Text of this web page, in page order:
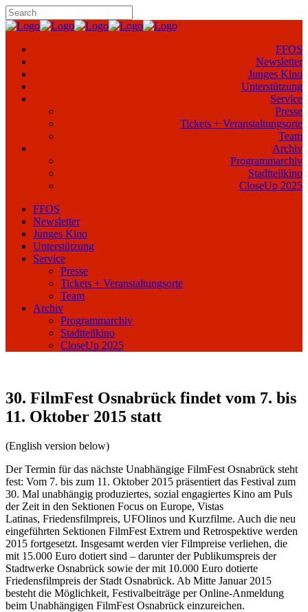
FFOS
Newsletter
Junges Kino
Unterstützung
Service
Presse
Tickets + Veranstaltungsorte
Team
Archiv
Programmarchiv
Stadtteilkino
CloseUp 2025
FFOS
Newsletter
Junges Kino
Unterstützung
Service
Presse
Tickets + Veranstaltungsorte
Team
Archiv
Programmarchiv
Stadtteilkino
CloseUp 2025
30. FilmFest Osnabrück findet vom 7. bis
11. Oktober 2015 statt
(English version below)
Der Termin für das nächste Unabhängige FilmFest Osnabrück steht
fest: Vom 7. bis zum 11. Oktober 2015 präsentiert das Festival zum
30. Mal unabhängig produziertes, sozial engagiertes Kino am Puls
der Zeit in den Sektionen Focus on Europe, Vistas
Latinas, Friedensfilmpreis, UFOlinos und Kurzfilme. Auch die neu
eingeführten Sektionen FilmFest Extrem und Retrospektive werden
2015 fortgesetzt. Insgesamt werden vier Filmpreise verliehen, die
mit 15.000 Euro dotiert sind – darunter der Publikumspreis der
Stadtwerke Osnabrück sowie der mit 10.000 Euro dotierte
Friedensfilmpreis der Stadt Osnabrück. Ab Mitte Januar 2015
besteht die Möglichkeit, Festivalbeiträge per Online-Anmeldung
beim Unabhängigen FilmFest Osnabrück einzureichen.